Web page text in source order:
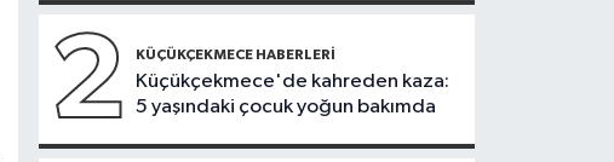
yürüyerek geçiyorlar
Güncel
11:16‘Geleceğin
meslekleri bugünden
2 KÜÇÜKÇEKMECE HABERLERI
Küçükçekmece'de kahreden kaza:
5 yaşındaki çocuk yoğun bakımda